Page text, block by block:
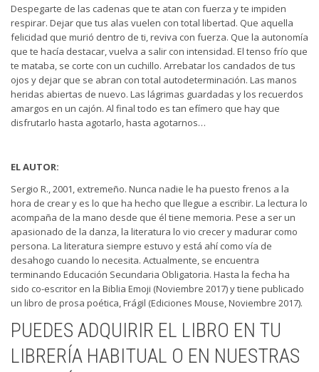
Despegarte de las cadenas que te atan con fuerza y te impiden
respirar. Dejar que tus alas vuelen con total libertad. Que aquella
felicidad que murió dentro de ti, reviva con fuerza. Que la autonomía
que te hacía destacar, vuelva a salir con intensidad. El tenso frío que
te mataba, se corte con un cuchillo. Arrebatar los candados de tus
ojos y dejar que se abran con total autodeterminación. Las manos
heridas abiertas de nuevo. Las lágrimas guardadas y los recuerdos
amargos en un cajón. Al final todo es tan efímero que hay que
disfrutarlo hasta agotarlo, hasta agotarnos…
EL AUTOR:
Sergio R., 2001, extremeño. Nunca nadie le ha puesto frenos a la
hora de crear y es lo que ha hecho que llegue a escribir. La lectura lo
acompaña de la mano desde que él tiene memoria. Pese a ser un
apasionado de la danza, la literatura lo vio crecer y madurar como
persona. La literatura siempre estuvo y está ahí como vía de
desahogo cuando lo necesita. Actualmente, se encuentra
terminando Educación Secundaria Obligatoria. Hasta la fecha ha
sido co-escritor en la Biblia Emoji (Noviembre 2017) y tiene publicado
un libro de prosa poética, Frágil (Ediciones Mouse, Noviembre 2017).
PUEDES ADQUIRIR EL LIBRO EN TU
LIBRERÍA HABITUAL O EN NUESTRAS